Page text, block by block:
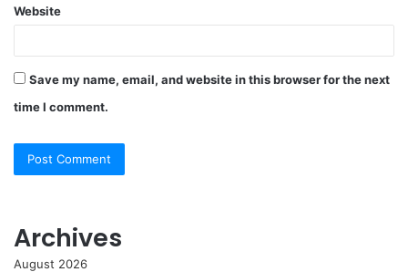
Website
Save my name, email, and website in this browser for the next
time I comment.
Archives
August 2026